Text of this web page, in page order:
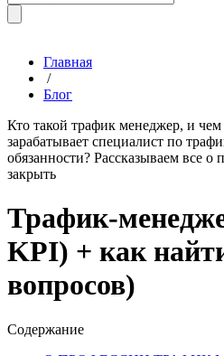
Главная
/
Блог
Кто такой трафик менеджер, и чем
зарабатывает специалист по
обязанности? Рассказываем все о
закрыть
Трафик-
KPI) + как
вопросов)
Содержание